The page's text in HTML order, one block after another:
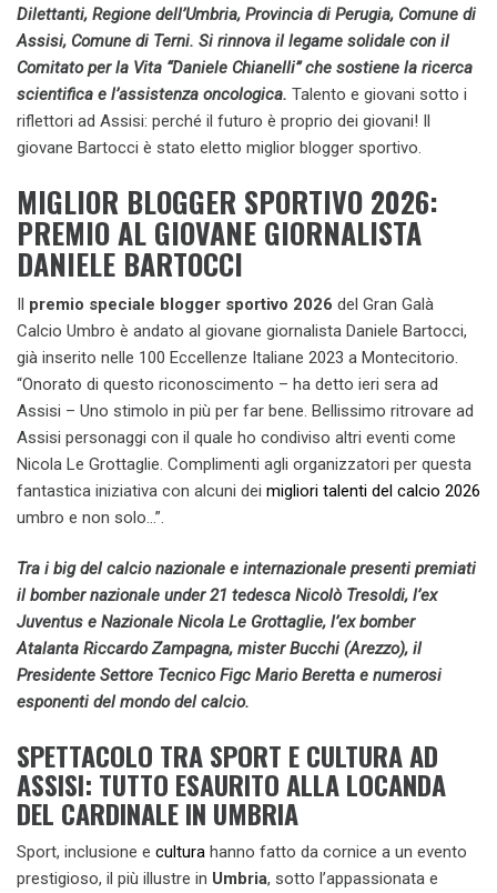
Dilettanti, Regione dell’Umbria, Provincia di Perugia, Comune di
Assisi, Comune di Terni. Si rinnova il legame solidale con il
Comitato per la Vita “Daniele Chianelli” che sostiene la ricerca
scientifica e l’assistenza oncologica. Talento e giovani sotto i
riflettori ad Assisi: perché il futuro è proprio dei giovani! Il
giovane Bartocci è stato eletto miglior blogger sportivo.
MIGLIOR BLOGGER SPORTIVO 2026:
PREMIO AL GIOVANE GIORNALISTA
DANIELE BARTOCCI
Il premio speciale blogger sportivo 2026 del Gran Galà
Calcio Umbro è andato al giovane giornalista Daniele Bartocci,
già inserito nelle 100 Eccellenze Italiane 2023 a Montecitorio.
“Onorato di questo riconoscimento – ha detto ieri sera ad
Assisi – Uno stimolo in più per far bene. Bellissimo ritrovare ad
Assisi personaggi con il quale ho condiviso altri eventi come
Nicola Le Grottaglie. Complimenti agli organizzatori per questa
fantastica iniziativa con alcuni dei migliori talenti del calcio 2026
umbro e non solo…”.
Tra i big del calcio nazionale e internazionale presenti premiati
il bomber nazionale under 21 tedesca Nicolò Tresoldi, l’ex
Juventus e Nazionale Nicola Le Grottaglie, l’ex bomber
Atalanta Riccardo Zampagna, mister Bucchi (Arezzo), il
Presidente Settore Tecnico Figc Mario Beretta e numerosi
esponenti del mondo del calcio.
SPETTACOLO TRA SPORT E CULTURA AD
ASSISI: TUTTO ESAURITO ALLA LOCANDA
DEL CARDINALE IN UMBRIA
Sport, inclusione e cultura hanno fatto da cornice a un evento
prestigioso, il più illustre in Umbria, sotto l’appassionata e